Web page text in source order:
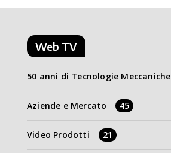
Web TV
50 anni di Tecnologie Meccaniche
Aziende e Mercato 45
Video Prodotti 21